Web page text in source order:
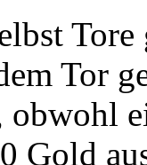
Tor
obwohl
Gold